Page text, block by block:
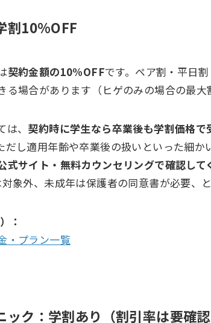
割10%OFF
契約金額の10%OFFです。ペア割・平日
る場合があります（ヒゲのみの場合の最大
、 契約時に学生なら卒業後も学割価格で
だし適用年齢や卒業後の扱いといった細か
式サイト・無料カウンセリングで確認して
象外、未成年は保護者の同意書が必要、
：
・プラン一覧
ク：学割あり（割引率は要確認